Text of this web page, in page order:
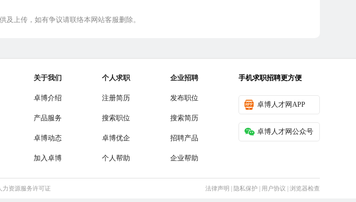
及上传，如有争议请联络本网站客服删除。
关于我们
卓博介绍
产品服务
卓博动态
加入卓博
个人求职
注册简历
搜索职位
卓博优企
个人帮助
企业招聘
发布职位
搜索简历
招聘产品
企业帮助
手机求职招聘更方便
卓博人才网APP
卓博人才网公众号
力资源服务许可证 法律声明 隐私保护 用户协议 浏览器检查